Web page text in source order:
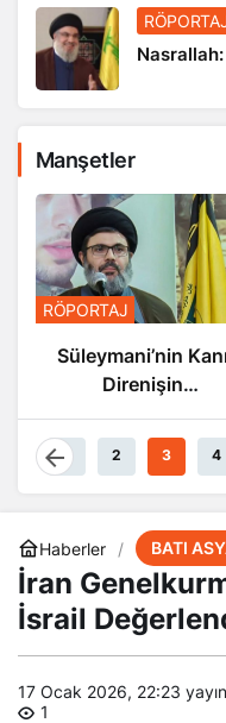
Nasrallah:
Manşetler
RÖPORTAJ
Süleymani’nin
Direnişin
Damarlarında
Akıyor
1 2 3 4
Haberler BATI
İran
İsrail
17 Ocak 2026, 22:23
1